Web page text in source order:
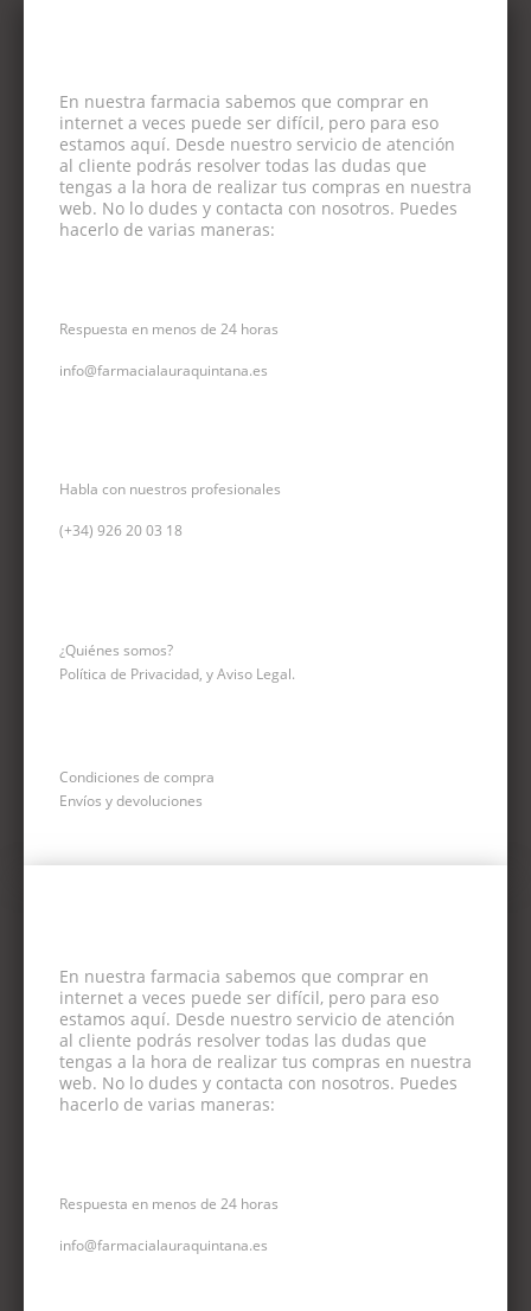
En nuestra farmacia sabemos que comprar en
internet a veces puede ser difícil, pero para eso
estamos aquí. Desde nuestro servicio de atención
al cliente podrás resolver todas las dudas que
tengas a la hora de realizar tus compras en nuestra
web. No lo dudes y contacta con nosotros. Puedes
hacerlo de varias maneras:
Respuesta en menos de 24 horas
info@farmacialauraquintana.es
Habla con nuestros profesionales
(+34) 926 20 03 18
¿Quiénes somos?
Política de Privacidad, y Aviso Legal.
Condiciones de compra
Envíos y devoluciones
En nuestra farmacia sabemos que comprar en
internet a veces puede ser difícil, pero para eso
estamos aquí. Desde nuestro servicio de atención
al cliente podrás resolver todas las dudas que
tengas a la hora de realizar tus compras en nuestra
web. No lo dudes y contacta con nosotros. Puedes
hacerlo de varias maneras:
Respuesta en menos de 24 horas
info@farmacialauraquintana.es